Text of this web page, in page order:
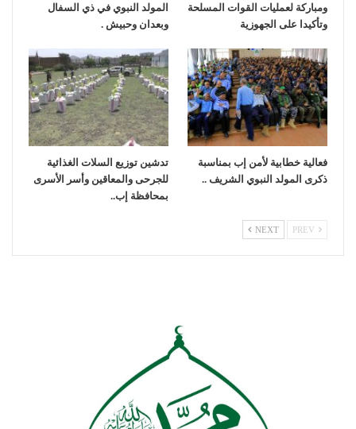
ومباركة لعمليات القوات المسلحة
وتأكيدا على الجهوزية
المولد النبوي في ذي السفال
وبعدان وحبيش .
فعالية خطابية لأمن إب بمناسبة
ذكرى المولد النبوي الشريف ..
تدشين توزيع السلات الغذائية
للجرحى والمعاقين وأسر الأسرى
بمحافظة إب..
NEXT